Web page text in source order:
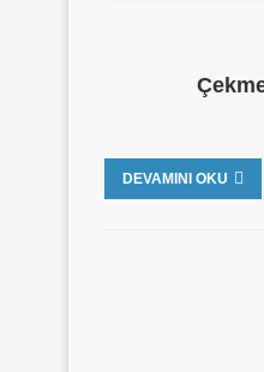
DEVAMINI OKU